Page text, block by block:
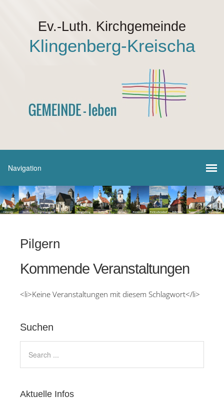
Ev.-Luth. Kirchgemeinde
Klingenberg-Kreischa
Pilgern
Kommende Veranstaltungen
<li>Keine Veranstaltungen mit diesem Schlagwort</li>
Suchen
Aktuelle Infos